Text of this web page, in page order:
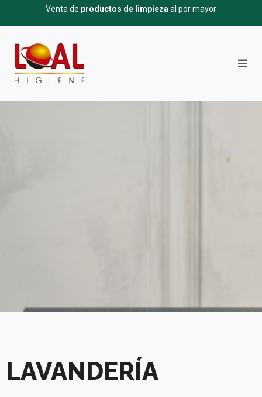
Venta de productos de limpieza al por mayor
LAVANDERÍA